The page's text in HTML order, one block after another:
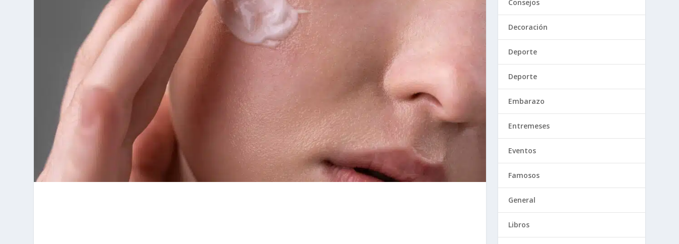
Consejos
Decoración
Deporte
Deporte
Embarazo
Entremeses
Eventos
Famosos
General
Libros